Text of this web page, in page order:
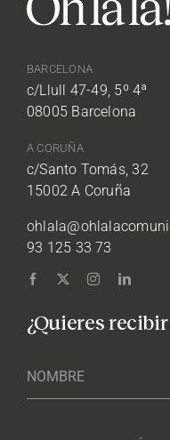
BARCELONA
c/Llull 47-49, 5º 4ª
08005 Barcelona
A CORUÑA
c/Santo Tomás, 32
15002 A Coruña
93 125 33 73
¿Quieres